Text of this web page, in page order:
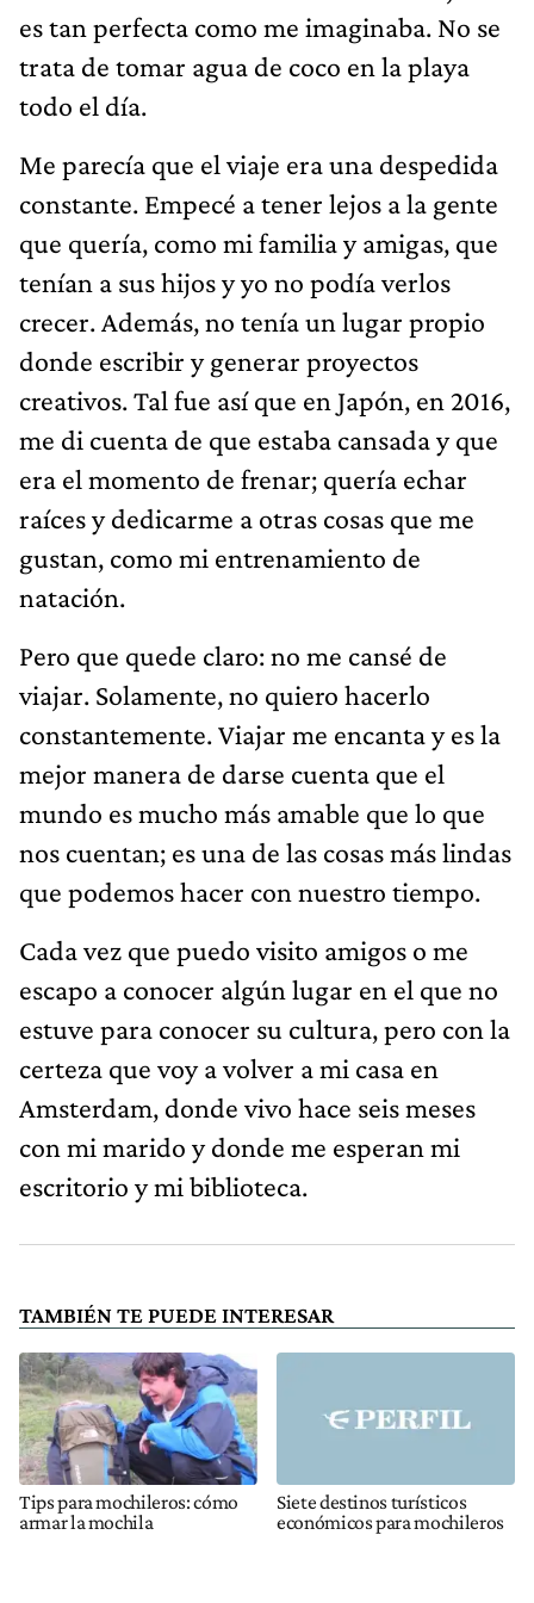
es tan perfecta como me imaginaba. No se
trata de tomar agua de coco en la playa
todo el día.
Me parecía que el viaje era una despedida
constante. Empecé a tener lejos a la gente
que quería, como mi familia y amigas, que
tenían a sus hijos y yo no podía verlos
crecer. Además, no tenía un lugar propio
donde escribir y generar proyectos
creativos. Tal fue así que en Japón, en 2016,
me di cuenta de que estaba cansada y que
era el momento de frenar; quería echar
raíces y dedicarme a otras cosas que me
gustan, como mi entrenamiento de
natación.
Pero que quede claro: no me cansé de
viajar. Solamente, no quiero hacerlo
constantemente. Viajar me encanta y es la
mejor manera de darse cuenta que el
mundo es mucho más amable que lo que
nos cuentan; es una de las cosas más lindas
que podemos hacer con nuestro tiempo.
Cada vez que puedo visito amigos o me
escapo a conocer algún lugar en el que no
estuve para conocer su cultura, pero con la
certeza que voy a volver a mi casa en
Amsterdam, donde vivo hace seis meses
con mi marido y donde me esperan mi
escritorio y mi biblioteca.
TAMBIÉN TE PUEDE INTERESAR
Tips para mochileros: cómo
armar la mochila
Siete destinos turísticos
económicos para mochileros